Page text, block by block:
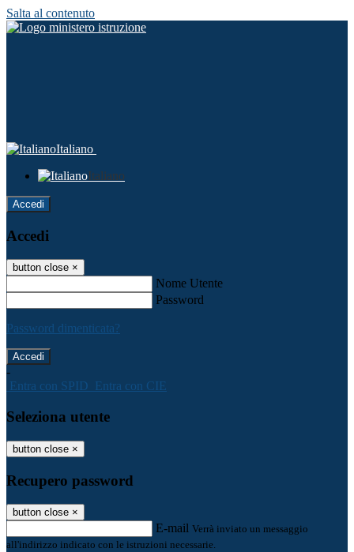
Salta al contenuto
Italiano
Italiano
Accedi
Accedi
button close ×
Nome Utente
Password
Password dimenticata?
-
Entra con SPID Entra con CIE
Seleziona utente
button close ×
Recupero password
button close ×
E-mail Verrà inviato un messaggio
all'indirizzo indicato con le istruzioni necessarie.